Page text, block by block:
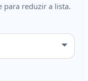
para reduzir a lista.